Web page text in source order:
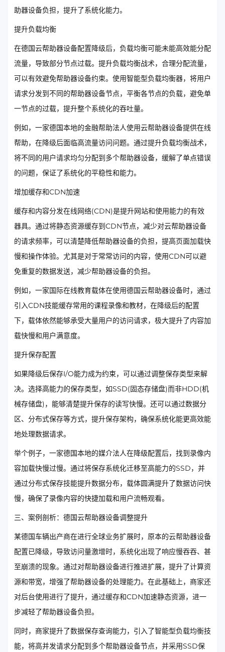
助器设备负担，提升了系统化能力。
提升负载均衡
在德国云帮助器设备配置降级后，负载均衡可能未能高效能分配
流量，导致部分节点过载。提升负载均衡战术，合理分配流量，
可以有效避免帮助器设备约束。使用智能型负载均衡器，将用户
请求分发到不同的帮助器设备节点，平衡各节点的负载，避免单
一节点的过载，提升整个系统化的吞吐量。
例如，一家德国本地的金融帮助法人使用云帮助器设备提供在线
帮助，在降级后面临高流量访问问题。通过提升负载均衡战术，
将不同的用户请求均匀分配到多个帮助器设备，缓解了单点错误
的问题，保证了系统化的平稳性和能力。
增加缓存和CDN加速
缓存和内容分发在线网络(CDN)是提升网站和使用能力的有效
器具。通过将静态资源缓存到CDN节点，减少对云帮助器设备
的请求频率，可以清楚降低帮助器设备的负担，提高页面加载快
慢和操作体验。尤其是对于常常访问的内容，使用CDN可以避
免重复的数据发送，减少帮助器设备的负担。
例如，一家国际在线教育载体在使用德国云帮助器设备时，通过
引入CDN技能缓存常用的课程录像和教材，在降级后的配置
下，载体依然能够承受大量用户的访问请求，极大提升了内容加
载快慢和用户满意度。
提升保存配置
如果降级后保存I/O能力成为约束，可以通过调整保存类型来解
决。选择高能力的保存类型，如SSD(固态存储盘)而非HDD(机
械存储盘)，能够清楚提升保存的读写快慢。还可以通过数据分
区、分布式保存等方式，提升保存架构，确保系统化能更高效能
地处理数据请求。
举个例子，一家德国本地的媒介法人在降级配置后，找到录像内
容加载快慢过慢。通过将保存系统化迁移至高能力的SSD，并
通过分布式保存技能提升数据分布，载体圆满提升了数据访问快
慢，确保了录像内容的快捷加载和用户流畅观看。
三、案例剖析：德国云帮助器设备调整提升
某德国车辆出产商在进行全球业务扩展时，原本的云帮助器设备
配置已降级，导致访问量激增时，系统化出现了响应慢吞吞、甚
至崩溃的现象。通过对帮助器设备进行推进扩展，提升了计算资
源和带宽，增强了帮助器设备的处理能力。在此基础上，商家还
对后台使用进行了提升，通过缓存和CDN加速静态资源，进一
步减轻了帮助器设备负担。
同时，商家提升了数据保存查询能力，引入了智能型负载均衡技
能，将高并发请求分配到多个帮助器设备节点，并采用SSD保